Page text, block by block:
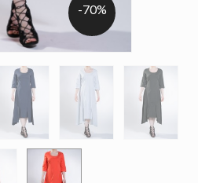
-70%